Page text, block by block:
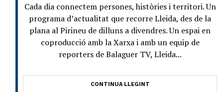
Cada dia connectem persones, històries i territori. Un
programa d’actualitat que recorre Lleida, des de la
plana al Pirineu de dilluns a divendres. Un espai en
coproducció amb la Xarxa i amb un equip de
reporters de Balaguer TV, Lleida...
CONTINUA LLEGINT